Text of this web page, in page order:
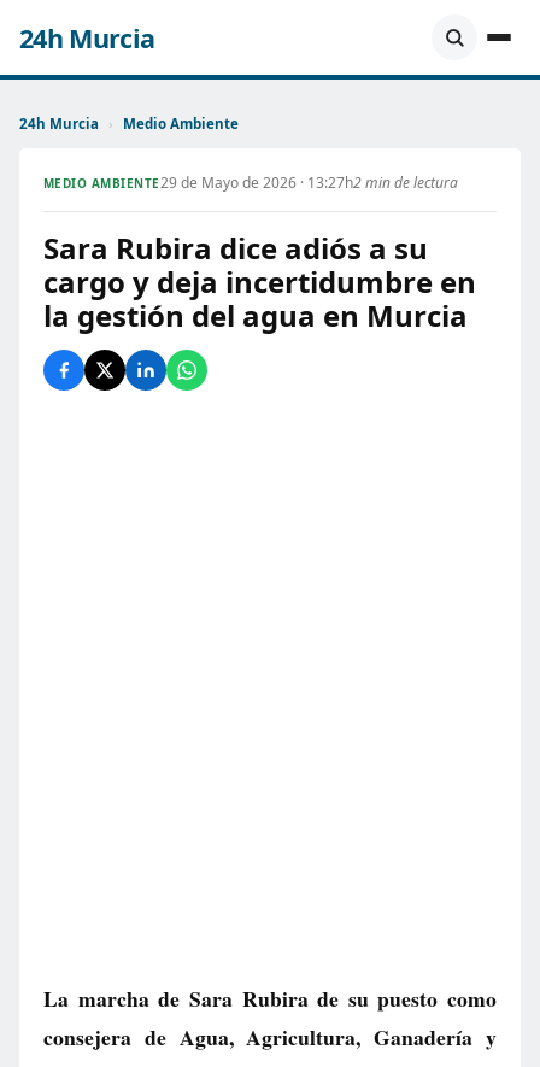
24h Murcia
24h Murcia › Medio Ambiente
MEDIO AMBIENTE29 de Mayo de 2026 · 13:27h2 min de lectura
Sara Rubira dice adiós a su
cargo y deja incertidumbre en
la gestión del agua en Murcia
La marcha de Sara Rubira de su puesto como
consejera de Agua, Agricultura, Ganadería y